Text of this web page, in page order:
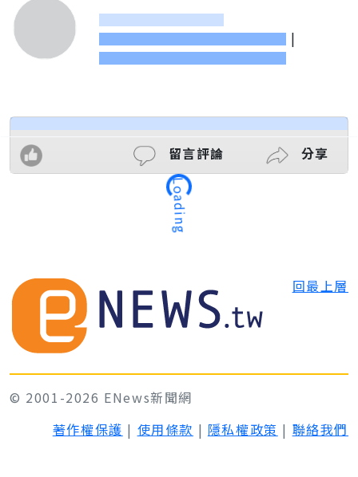
|
留言評論 分享
Loading
回最上層
© 2001-2026 ENews新聞網
著作權保護 | 使用條款 | 隱私權政策 | 聯絡我們